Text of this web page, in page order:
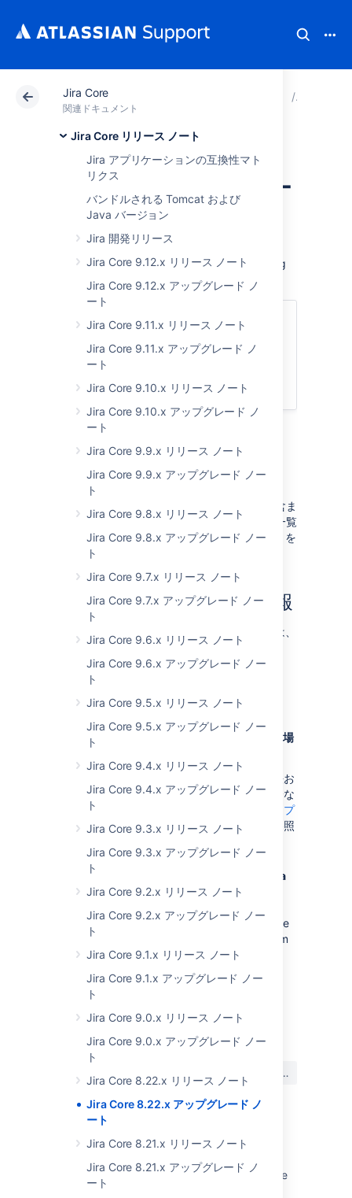
Jira Core
関連ドキュメント
Jira Core リリース ノート
Jira アプリケーションの互換性マト
リクス
バンドルされる Tomcat および
Java バージョン
Jira 開発リリース
Jira Core 9.12.x リリース ノート
Jira Core 9.12.x アップグレード ノ
ート
Jira Core 9.11.x リリース ノート
Jira Core 9.11.x アップグレード ノ
ート
Jira Core 9.10.x リリース ノート
Jira Core 9.10.x アップグレード ノ
ート
Jira Core 9.9.x リリース ノート
Jira Core 9.9.x アップグレード ノー
ト
Jira Core 9.8.x リリース ノート
Jira Core 9.8.x アップグレード ノー
ト
Jira Core 9.7.x リリース ノート
Jira Core 9.7.x アップグレード ノー
ト
Jira Core 9.6.x リリース ノート
Jira Core 9.6.x アップグレード ノー
ト
Jira Core 9.5.x リリース ノート
Jira Core 9.5.x アップグレード ノー
ト
Jira Core 9.4.x リリース ノート
Jira Core 9.4.x アップグレード ノー
ト
Jira Core 9.3.x リリース ノート
Jira Core 9.3.x アップグレード ノー
ト
Jira Core 9.2.x リリース ノート
Jira Core 9.2.x アップグレード ノー
ト
Jira Core 9.1.x リリース ノート
Jira Core 9.1.x アップグレード ノー
ト
Jira Core 9.0.x リリース ノート
Jira Core 9.0.x アップグレード ノー
ト
Jira Core 8.22.x リリース ノート
Jira Core 8.22.x アップグレード ノ
ート
Jira Core 8.21.x リリース ノート
Jira Core 8.21.x アップグレード ノ
ート
アトラシアン サポート
Jira Core 8.22.x ア
ップグレード ノー
Here are some important notes on upgrading
Jira Core 8.22 .
次のセクションにジャンプ
サポート終了のお知らせ
アプリ開発者向けの情報
アップグレード手順
サポート終了のお知ら
このリリースにはサポート終了のお知らせは含ま
れません。サポート対象プラットフォームの一覧
については「サポート対象プラットフォーム
」を
ご確認ください。
アプリ開発者向けの情報
アプリに関するすべての重要な変更については、
Jira 8.22 への準備」を参照してください。
アップグレード手順
Jira バージョン 8.x.x からアップグレードする場
利用可能なすべてのアップグレード方法お
よびアップグレード前の手順を含む完全な
アップグレード手順について、「
Jira アプ
リケーションのアップグレード」をご参照
For a more tailored upgrade, go to
Jira
administration> Applications
. We’ll recommend a
version to upgrade to, run pre-upgrade
checks, and provide you with a custom
upgrade guide with step-by-step
最終更新日: 2022 年 2 月 16 日
この内容はお役に立ちました
いいえ
関連コンテンツ
Startup check: Jira data version too low to be
upgraded